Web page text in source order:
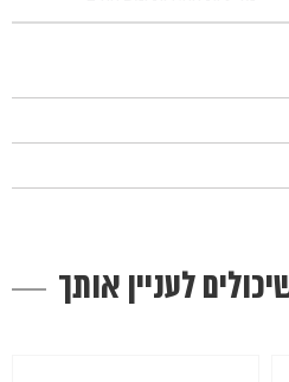
לעניין אותך